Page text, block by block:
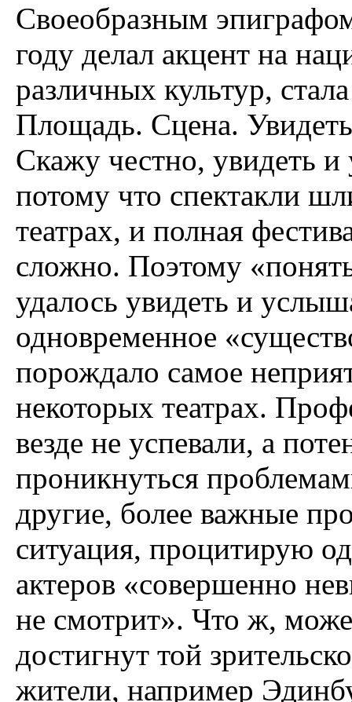
Своеобразным
году делал акцент на
различных культур,
Площадь. Сцена.
Скажу честно, увидеть
потому что спектакли
театрах, и полная
сложно. Поэтому
удалось увидеть и
одновременное
порождало самое
некоторых театрах.
везде не успевали, а
проникнуться
другие, более важные
ситуация, процитирую
актеров «совершенно
не смотрит». Что ж,
достигнут той
жители, например